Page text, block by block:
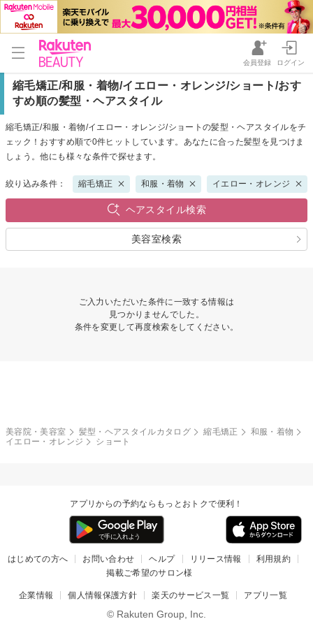
会員登録 ログイン
縮毛矯正/和服・着物/イエロー・オレンジ/ショート/おす
すめ順の髪型・ヘアスタイル
縮毛矯正/和服・着物/イエロー・オレンジ/ショートの髪型・ヘアスタイルをチ
ェック！おすすめ順で0件ヒットしています。あなたに合った髪型を見つけま
しょう。他にも様々な条件で探せます。
絞り込み条件： 縮毛矯正 和服・着物 イエロー・オレンジ
ヘアスタイル検索
美容室検索
ご入力いただいた条件に一致する情報は
見つかりませんでした。
条件を変更して再度検索をしてください。
美容院・美容室 髪型・ヘアスタイルカタログ 縮毛矯正
和服・着物
イエロー・オレンジ
ショート
アプリからの予約ならもっとおトクで便利！
はじめての方へ お問い合わせ ヘルプ リリース情報
利用規約
掲載ご希望のサロン様
企業情報 個人情報保護方針 楽天のサービス一覧 アプリ一覧
© Rakuten Group, Inc.